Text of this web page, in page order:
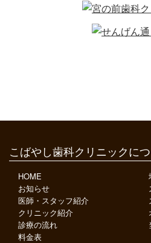
こばやし歯科クリニックに
HOME
お知らせ
医師・スタッフ紹介
クリニック紹介
診療の流れ
料金表